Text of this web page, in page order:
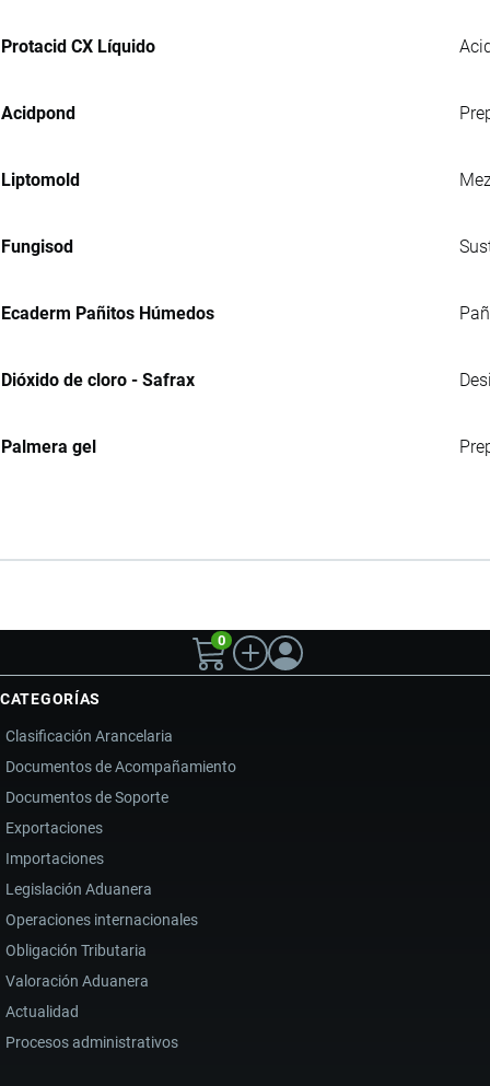
Protacid CX Líquido
Acidpond
Liptomold
Fungisod
Ecaderm Pañitos Húmedos
Dióxido de cloro - Safrax
Palmera gel
0
CATEGORÍAS
Clasificación Arancelaria
Documentos de Acompañamiento
Documentos de Soporte
Exportaciones
Importaciones
Legislación Aduanera
Operaciones internacionales
Obligación Tributaria
Valoración Aduanera
Actualidad
Procesos administrativos